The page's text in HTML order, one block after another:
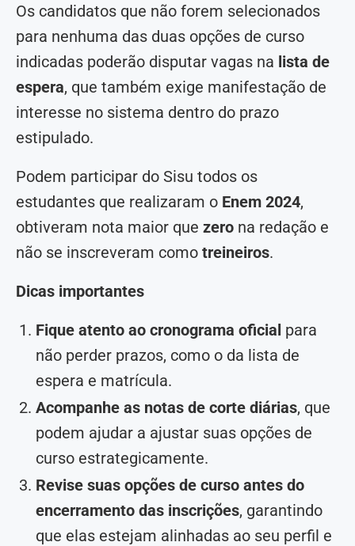
Os candidatos que não forem selecionados
para nenhuma das duas opções de curso
indicadas poderão disputar vagas na lista de
espera, que também exige manifestação de
interesse no sistema dentro do prazo
estipulado.
Podem participar do Sisu todos os
estudantes que realizaram o Enem 2024,
obtiveram nota maior que zero na redação e
não se inscreveram como treineiros.
Dicas importantes
Fique atento ao cronograma oficial para
não perder prazos, como o da lista de
espera e matrícula.
Acompanhe as notas de corte diárias, que
podem ajudar a ajustar suas opções de
curso estrategicamente.
Revise suas opções de curso antes do
encerramento das inscrições, garantindo
que elas estejam alinhadas ao seu perfil e